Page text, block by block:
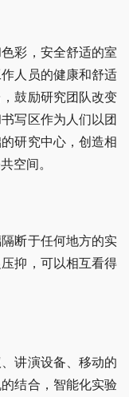
彩，安全舒适的室
人员的健康和舒适
鼓励研究团队改变
写区作为人们以团
研究中心，创造相
空间。
断于任何地方的实
抑，可以相互看得
讲演设备、移动的
结合，智能化实验